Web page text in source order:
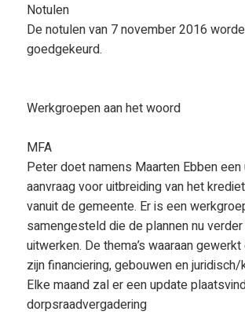
Notulen
De notulen van 7 november 2016
goedgekeurd.
Werkgroepen aan het woord
MFA
Peter doet namens Maarten Ebben een
aanvraag voor uitbreiding van het
vanuit de gemeente. Er is een
samengesteld die de plannen nu
uitwerken. De thema’s waaraan
zijn financiering, gebouwen en juridisch/
Elke maand zal er een update
dorpsraadvergadering